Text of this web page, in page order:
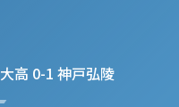
高 0-1 神戸弘陵